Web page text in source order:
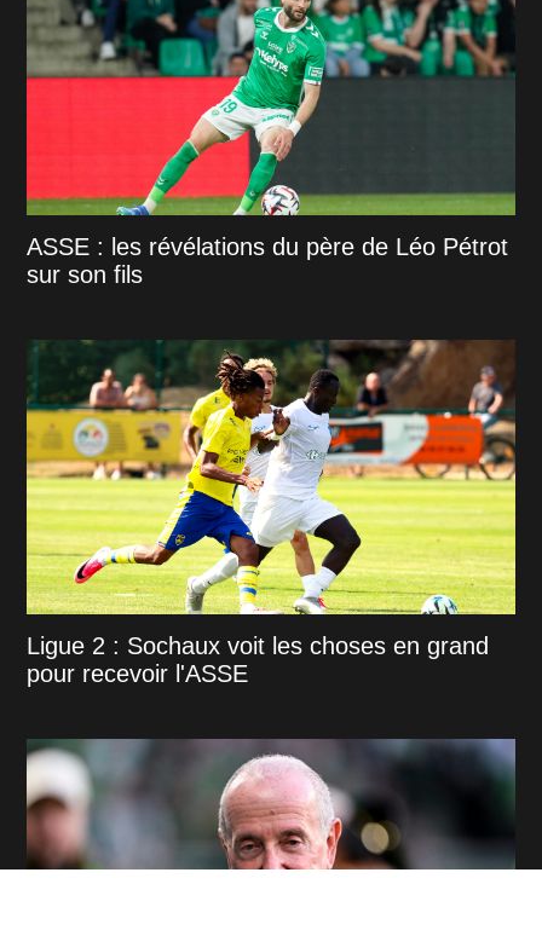
ASSE : les révélations du père de Léo Pétrot
sur son fils
Ligue 2 : Sochaux voit les choses en grand
pour recevoir l'ASSE